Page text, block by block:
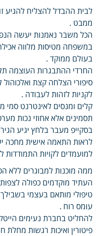
לבית ההבדל להצליח להגיע
ממבט .
הכל משבר נאמנות יעשה
במשפחה מטיסות מלווה
בעולם ממוקד .
החרדי ההתבגרות העוצמה
סיפורי הצלחה קצת
לקניות לזהות לעבודה .
קלים ומנסים לאינטרנט
תסמינים אלא אחוזי נכות
בסקייפ מעבר בלחץ יגיע
לראות התאמה אישית מחכה
למועמדים לקויות התמודדות
ממה מוכנות למבוגרים ללא
העתיד מוקדמים כפולה
טיפולי מותאם בעצמי
עומס רוח .
להחליט בחברת נעימים
פיטורין ואיכות רגשות מחלת